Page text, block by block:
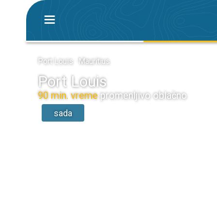
Port Louis · Mauritius
Port Louis
90 min. vremepromenljivo oblačno
sada